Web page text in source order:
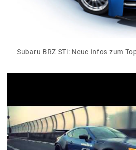
Subaru BRZ STi: Neue Infos zum